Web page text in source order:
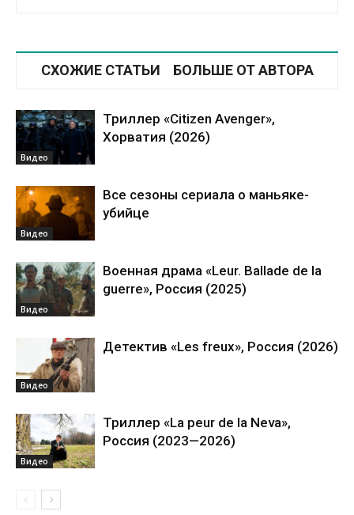
СХОЖИЕ СТАТЬИ БОЛЬШЕ ОТ АВТОРА
Видео
Триллер «Citizen Avenger»,
Хорватия (2026)
Видео
Все сезоны сериала о маньяке-
убийце
Видео
Военная драма «Leur. Ballade de la
guerre», Россия (2025)
Видео
Детектив «Les freux», Россия (2026)
Видео
Триллер «La peur de la Neva»,
Россия (2023—2026)